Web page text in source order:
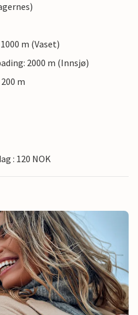
m (Vaset)
2000 m (Innsjø)
m
: 120 NOK